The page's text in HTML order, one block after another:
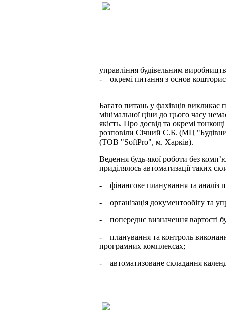
управління будівельним
- окремі питання з основ
Багато питань у фахівців викликає
мінімальної ціни до цього часу
якість. Про досвід та окремі
розповіли Січний С.Б. (МЦ
(ТОВ "SoftPro", м. Харків).
Ведення будь-якої роботи без
приділялось автоматизації таких
- фінансове планування та аналіз
- організація документообігу та
- попереднє визначення вартості
- планування та контроль
програмних комплексах;
- автоматизоване складання